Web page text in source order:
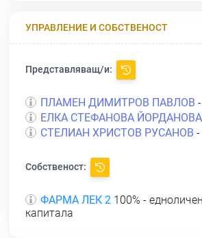
УПРАВЛЕНИЕ И СОБСТВЕНОСТ
Представляващ/и:
ПЛАМЕН ДИМИТРОВ ПАВЛОВ
ЕЛКА СТЕФАНОВА ЙОРДАНОВА
СТЕЛИАН ХРИСТОВ РУСАНОВ -
Собственост:
ФАРМА ЛЕК 2 100% -
капитала